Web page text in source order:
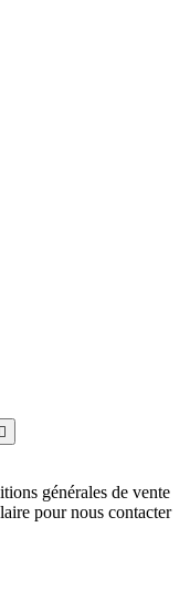

générales de vente
pour nous contacter